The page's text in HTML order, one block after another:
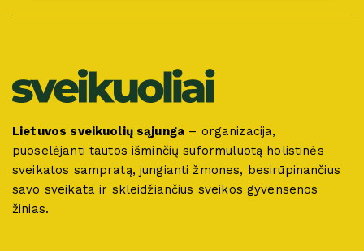
Lietuvos sveikuolių sąjunga – organizacija,
puoselėjanti tautos išminčių suformuluotą holistinės
sveikatos sampratą, jungianti žmones, besirūpinančius
savo sveikata ir skleidžiančius sveikos gyvensenos
žinias.